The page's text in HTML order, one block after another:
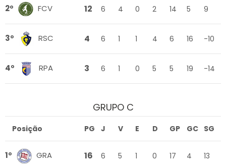
2º FCV 12 6 4 0 2 14 5 9
3º RSC 4 6 1 1 4 6 16 -10
4º RPA 3 6 1 0 5 5 19 -14
GRUPO C
Posição PG J V E D GP GC SG
1º GRA 16 6 5 1 0 17 4 13